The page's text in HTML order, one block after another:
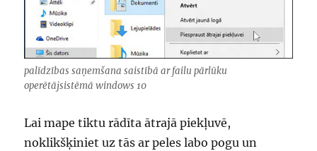
palīdzības saņemšana saistībā ar failu pārlūku
operētājsistēmā windows 10
Lai mape tiktu rādīta ātrajā piekļuvē,
noklikšķiniet uz tās ar peles labo pogu un